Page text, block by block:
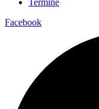
Termine
Facebook